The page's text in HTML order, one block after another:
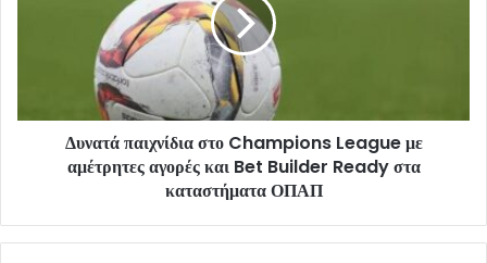
Δυνατά παιχνίδια στο Champions League με
αμέτρητες αγορές και Bet Builder Ready στα
καταστήματα ΟΠΑΠ